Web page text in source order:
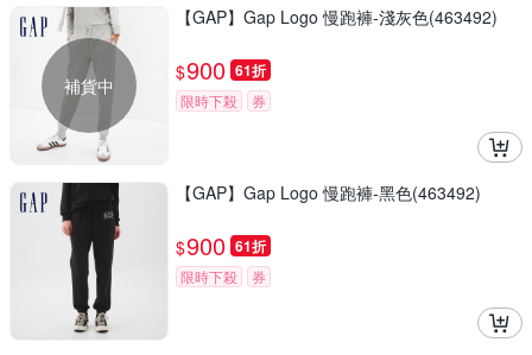
補貨中
【GAP】Gap Logo 慢跑褲-淺灰色(463492)
$900 61折
限時下殺 券
【GAP】Gap Logo 慢跑褲-黑色(463492)
$900 61折
限時下殺 券